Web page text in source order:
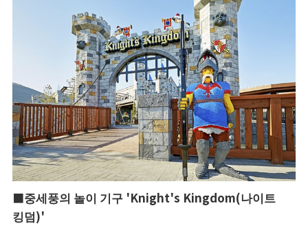
■중세풍의 놀이 기구 'Knight's Kingdom(나이트
킹덤)'